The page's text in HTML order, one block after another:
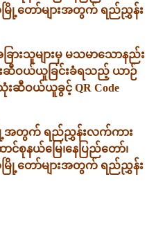
ြို့တော်များအတွက် ရည်ညွှန်း
ြားသူများမှ မသမာသောနည်း
ဝယ်ယူခြင်းခံရသည့် ယာဉ်
ဆီဝယ်ယူခွင့် QR Code
ြို့အတွက် ရည်ညွှန်းလက်ကား
ာင်စုနယ်မြေ၊နေပြည်တော်၊
ြို့တော်များအတွက် ရည်ညွှန်း